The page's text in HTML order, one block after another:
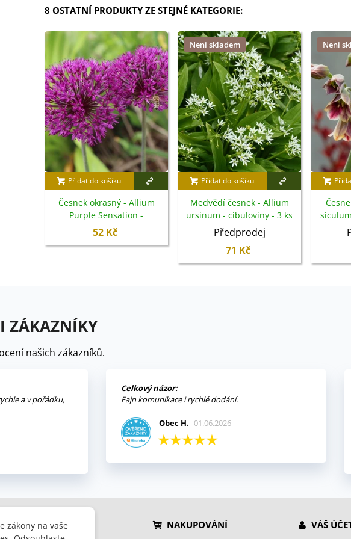
8 OSTATNÍ PRODUKTY ZE STEJNÉ KATEGORIE:
Přidat do košíku
Česnek okrasný - Allium
Purple Sensation -
cibuloviny - 3 ks
52 Kč
Není skladem
Přidat do košíku
Medvědí česnek - Allium
ursinum - cibuloviny - 3 ks
Předprodej
71 Kč
Není
ZÁKAZNÍKY
našich zákazníků.
a v pořádku,
Celkový názor:
Fajn komunikace i rychlé dodání.
Obec H. 01.06.2026
HLEDÁTE NAKUPOVÁNÍ VÁŠ
zákony na vaše